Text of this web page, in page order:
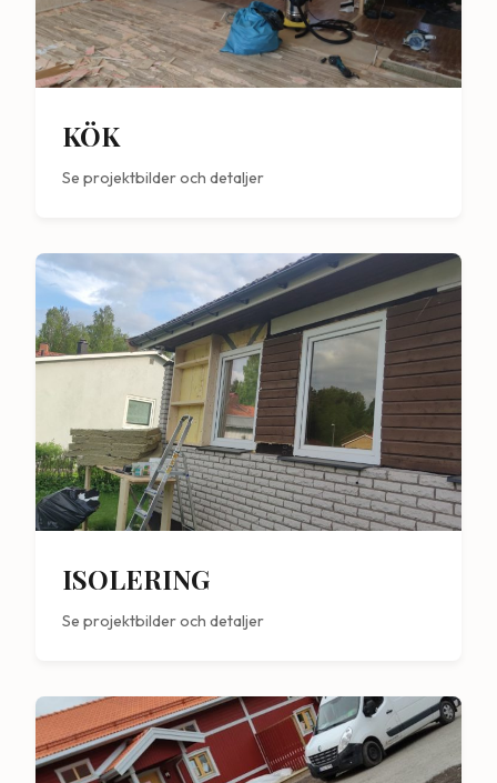
KÖK
Se projektbilder och detaljer
ISOLERING
Se projektbilder och detaljer